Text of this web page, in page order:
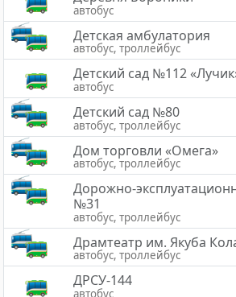
автобус
Детская амбулатория
автобус, троллейбус
Детский сад №112
автобус
Детский сад №80
автобус, троллейбус
Дом торговли «Омега»
автобус, троллейбус
Дорожно-
№31
автобус, троллейбус
Драмтеатр им. Якуба
автобус, троллейбус
ДРСУ-144
автобус